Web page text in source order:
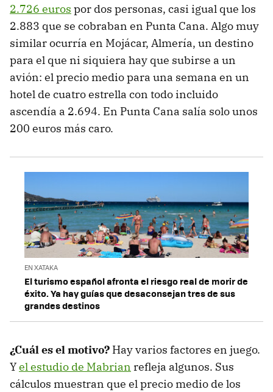
2.726 euros por dos personas, casi igual que los
2.883 que se cobraban en Punta Cana. Algo muy
similar ocurría en Mojácar, Almería, un destino
para el que ni siquiera hay que subirse a un
avión: el precio medio para una semana en un
hotel de cuatro estrella con todo incluido
ascendía a 2.694. En Punta Cana salía solo unos
200 euros más caro.
EN XATAKA
El turismo español afronta el riesgo real de morir de
éxito. Ya hay guías que desaconsejan tres de sus
grandes destinos
¿Cuál es el motivo? Hay varios factores en juego.
Yel estudio de Mabrian refleja algunos. Sus
cálculos muestran que el precio medio de los